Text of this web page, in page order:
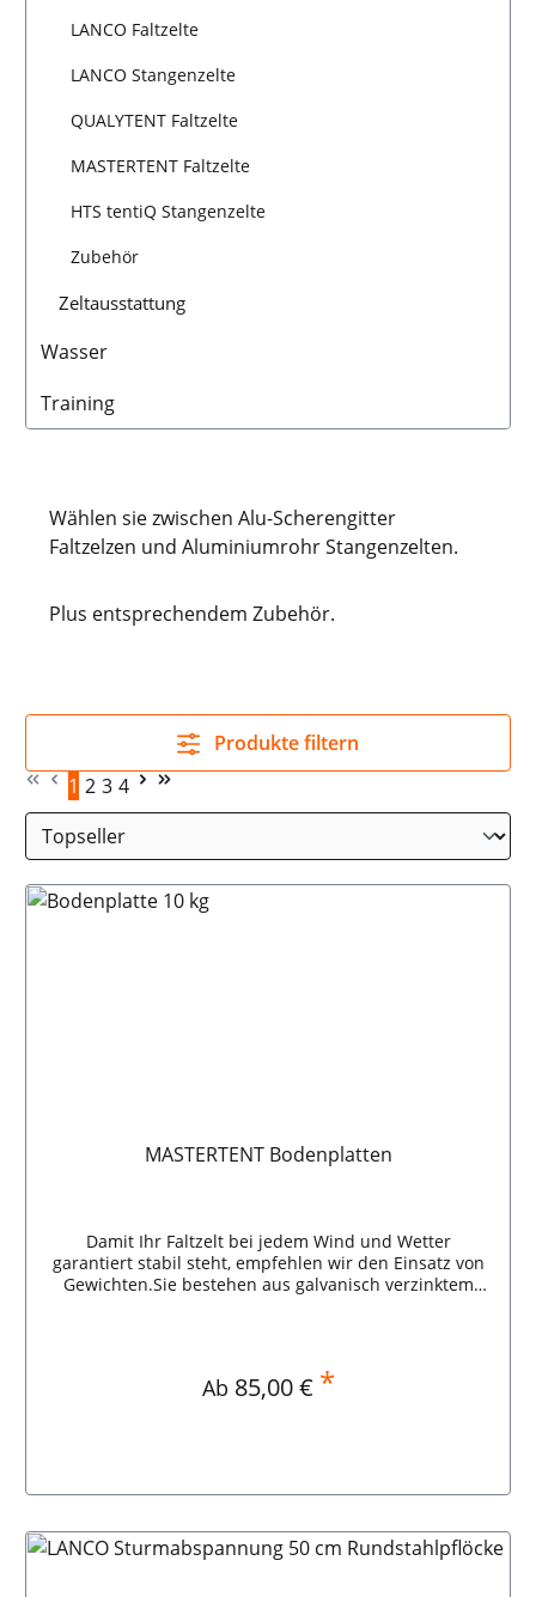
LANCO Faltzelte
LANCO Stangenzelte
QUALYTENT Faltzelte
MASTERTENT Faltzelte
HTS tentiQ Stangenzelte
Zubehör
Zeltausstattung
Wasser
Training
Wählen sie zwischen Alu-Scherengitter
Faltzelzen und Aluminiumrohr Stangenzelten.
Plus entsprechendem Zubehör.
Produkte filtern
Seite
1 Seite
2 Seite
3 Seite
4
MASTERTENT Bodenplatten
Damit Ihr Faltzelt bei jedem Wind und Wetter
garantiert stabil steht, empfehlen wir den Einsatz von
Gewichten.Sie bestehen aus galvanisch verzinktem
an jedem Gewicht ermöglicht einen bequemen und
einfachen Transport von A nach B. MASTERTENT
Regulärer Preis:
Ab 85,00 € *